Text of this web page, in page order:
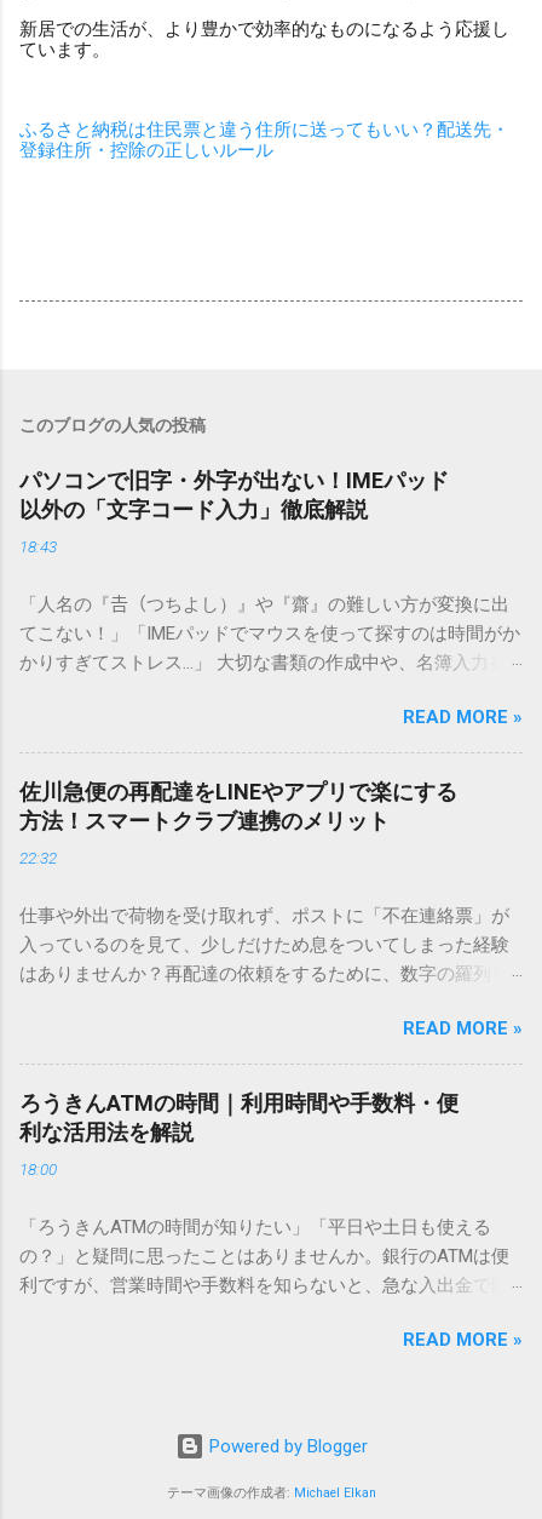
新居での生活が、より豊かで効率的なものになるよう応援し
ています。
ふるさと納税は住民票と違う住所に送ってもいい？配送先・
登録住所・控除の正しいルール
このブログの人気の投稿
パソコンで旧字・外字が出ない！IMEパッド
以外の「文字コード入力」徹底解説
18:43
「人名の『𠮷（つちよし）』や『齋』の難しい方が変換に出
てこない！」「IMEパッドでマウスを使って探すのは時間がか
かりすぎてストレス…」 大切な書類の作成中や、名簿入力を
てしまいますよね。多くの人が「IMEパッド（手書き入力）」
を使いますが、実はマウスで一画ずつ書くのは非効率です
し、似た漢字が多すぎて結局見つからないことも少なくあり
ません。 そこで今回は、IMEパッドを使わずに、特定のコー
ドを打ち込むだけで一瞬で旧字や外字、特殊記号を呼び出す
「文字コード入力」のテクニックを詳しく解説します。 この
必要はありません。 1. なぜ「変換」しても旧字・外字が出て
こないのか？ そもそも、なぜ普通の変換で出てこない漢字が
あるのでしょうか。その理由は、パソコンが文字を認識する
は、JIS規格（日本産業規格）によって「第1水準」「第2水
準」といった形で整理されています。しかし、人名や地名に
使われる非常に古い漢字（旧字）や、特定の組織だけで作ら
れた「外字」は、この一般的な変換リストに含まれていない
ン上のすべての文字には、いわば「住所」のような番号が割
り振られています。変換候補に出ない文字でも、この住所
（コード）を直接指定すれば、確実に呼び出すことができる
のです。 2. Windows標準機能！文字コードで漢字を出す「16
進数入力」 最も汎用性が高く、特別なソフトも不要なのが
20BB7）」を把握する。 入力モードを「半角」にする（※重
[Alt]キーを押しながら[X]キー**を押す。 入力した数字が、一
READ MORE »
佐川急便の再配達をLINEやアプリで楽にする
方法！スマートクラブ連携のメリット
22:32
仕事や外出で荷物を受け取れず、ポストに「不在連絡票」が
入っているのを見て、少しだけため息をついてしまった経験
はありませんか？再配達の依頼をするために、数字の羅列を
ことに申し訳なさを感じたりすることもあるかもしれませ
ん。 「もっとスムーズに、自分のタイミングで受け取りた
い」 「わざわざ電話をかけずに、スマホ一つで完結させた
い」 そんな願いを叶えてくれるのが、佐川急便の会員制サー
ビス「スマートクラブ」と、LINEや公式アプリの連携です。
これらを活用するだけで、再配達のストレスは驚くほど軽く
受け取り術と、連携による具体的なメリットを徹底解説しま
す。 佐川急便の再配達が劇的に変わる「スマートクラブ」と
は？ まず押さえておきたいのが、佐川急便の個人向け無料会
況をリアルタイムで管理するための基盤となるサービスで
が飛躍的に向上しています。登録を済ませておくだけで、荷
め配達時間を変更するといった先回りの対応が可能になりま
READ MORE »
ろうきんATMの時間｜利用時間や手数料・便
利な活用法を解説
18:00
「ろうきんATMの時間が知りたい」「平日や土日も使える
の？」と疑問に思ったことはありませんか。銀行のATMは便
利ですが、営業時間や手数料を知らないと、急な入出金で困
ATM営業時間や利用の注意点、便利な活用法 を詳しく解説し
です。 1-1. 店舗内ATM 平日：9:00〜17:00 土曜・日曜・祝
日：休止（※一部店舗では土曜日のみ利用可能） 店舗内ATM
は、銀行窓口と同じ営業時間で利用でき、 窓口での対応も可
READ MORE »
Powered by Blogger
テーマ画像の作成者: Michael Elkan